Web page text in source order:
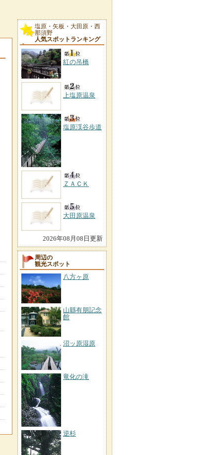
塩原・矢板・大田原・西
那須野
人気スポットランキング
紅の吊橋
上塩原温泉
塩原渓谷歩道
ＺＡＣＫ
大田原温泉
2026年08月08日更新
周辺の
観光スポット
八方ヶ原
山縣有朋記念
館
沼ッ原湿原
竜化の滝
逆杉